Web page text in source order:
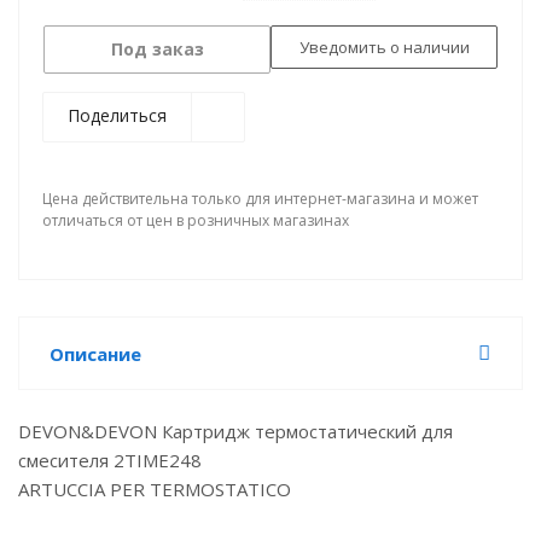
Под заказ Уведомить о наличии
Поделиться
Цена действительна только для интернет-магазина и может
отличаться от цен в розничных магазинах
Описание
DEVON&DEVON Картридж термостатический для
смесителя 2TIME248
ARTUCCIA PER TERMOSTATICO